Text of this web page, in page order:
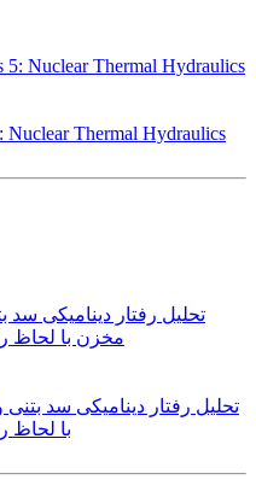
Thermal Hydraulics
تحلیل رفتار دینامیکی سد
با